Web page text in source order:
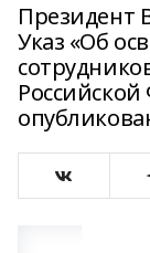
Президент
Указ «Об